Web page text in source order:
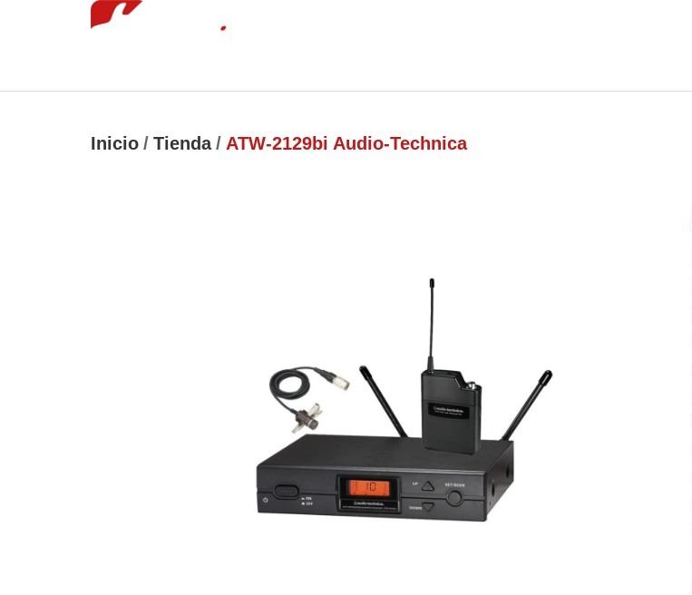
Inicio / Tienda / ATW-2129bi Audio-Technica